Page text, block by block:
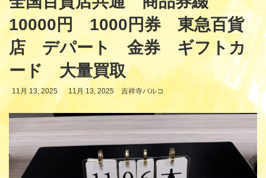
10000円 1000円券 東急百貨
店 デパート 金券 ギフトカ
ード 大量買取
11月 13, 2025
最
日
11月 13, 2025 吉祥寺パルコ